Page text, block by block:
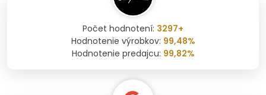
Počet hodnotení: 3297+
Hodnotenie výrobkov: 99,48%
Hodnotenie predajcu: 99,82%